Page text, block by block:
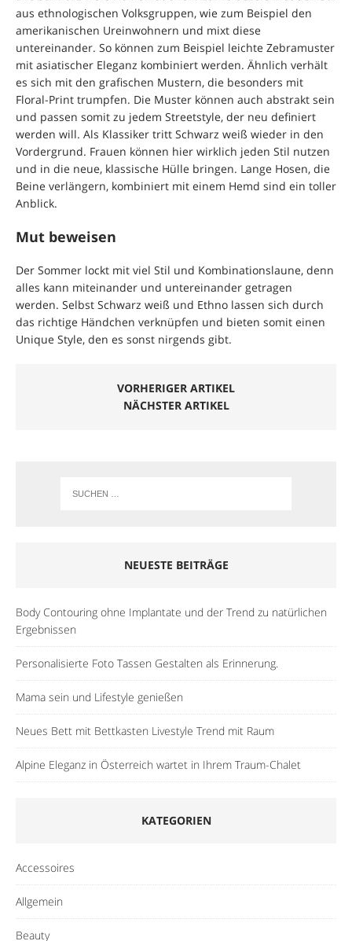
aus ethnologischen Volksgruppen, wie zum Beispiel den
amerikanischen Ureinwohnern und mixt diese
untereinander. So können zum Beispiel leichte Zebramuster
mit asiatischer Eleganz kombiniert werden. Ähnlich verhält
es sich mit den grafischen Mustern, die besonders mit
Floral-Print trumpfen. Die Muster können auch abstrakt sein
und passen somit zu jedem Streetstyle, der neu definiert
werden will. Als Klassiker tritt Schwarz weiß wieder in den
Vordergrund. Frauen können hier wirklich jeden Stil nutzen
und in die neue, klassische Hülle bringen. Lange Hosen, die
Beine verlängern, kombiniert mit einem Hemd sind ein toller
Anblick.
Mut beweisen
Der Sommer lockt mit viel Stil und Kombinationslaune, denn
alles kann miteinander und untereinander getragen
werden. Selbst Schwarz weiß und Ethno lassen sich durch
das richtige Händchen verknüpfen und bieten somit einen
Unique Style, den es sonst nirgends gibt.
VORHERIGER ARTIKEL
NÄCHSTER ARTIKEL
NEUESTE BEITRÄGE
Body Contouring ohne Implantate und der Trend zu natürlichen
Ergebnissen
Personalisierte Foto Tassen Gestalten als Erinnerung.
Mama sein und Lifestyle genießen
Neues Bett mit Bettkasten Livestyle Trend mit Raum
Alpine Eleganz in Österreich wartet in Ihrem Traum-Chalet
KATEGORIEN
Accessoires
Allgemein
Beauty